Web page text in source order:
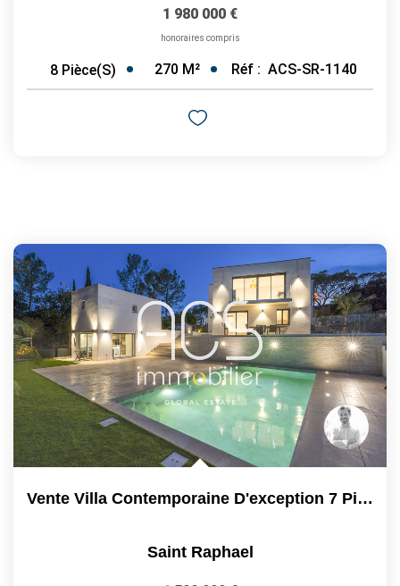
1 980 000 €
honoraires compris
8 Pièce(s) 270 M² Réf : ACS-SR-1140
Vente Villa Contemporaine D'exception 7 Pièces Saint-Raphaël
Saint Raphael